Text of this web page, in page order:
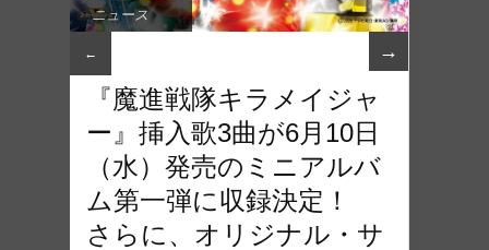
ニュース
← →
『魔進戦隊キラメイジャ
ー』挿入歌3曲が6月10日
（水）発売のミニアルバ
ム第一弾に収録決定！
さらに、オリジナル・サ